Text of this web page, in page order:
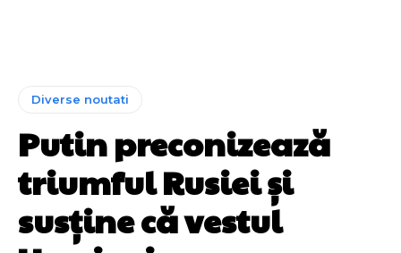
Diverse noutati
Putin preconizează
triumful Rusiei și
susține că vestul